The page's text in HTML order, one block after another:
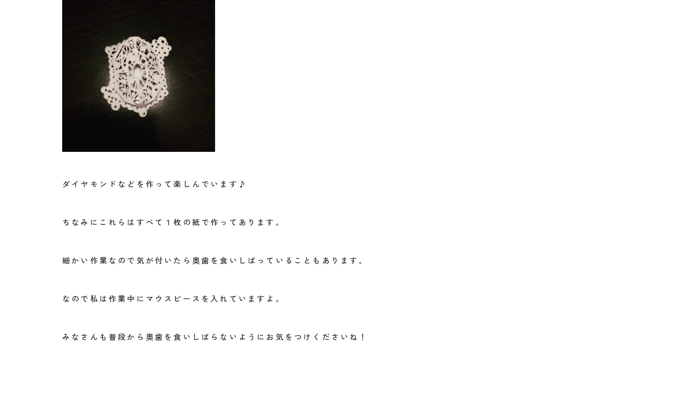
ダイヤモンドなどを作って楽しんでいます♪
ちなみにこれらはすべて１枚の紙で作ってあります。
細かい作業なので気が付いたら奥歯を食いしばっていることもあります。
なので私は作業中にマウスピースを入れていますよ。
みなさんも普段から奥歯を食いしばらないようにお気をつけくださいね！